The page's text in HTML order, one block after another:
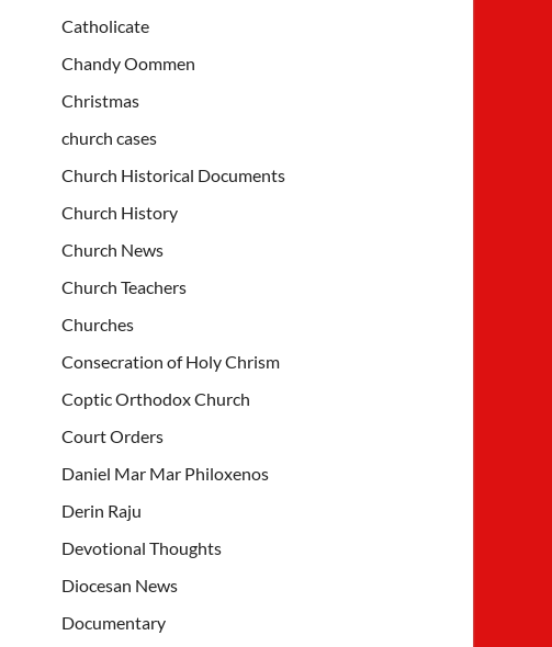
Catholicate
Chandy Oommen
Christmas
church cases
Church Historical Documents
Church History
Church News
Church Teachers
Churches
Consecration of Holy Chrism
Coptic Orthodox Church
Court Orders
Daniel Mar Mar Philoxenos
Derin Raju
Devotional Thoughts
Diocesan News
Documentary